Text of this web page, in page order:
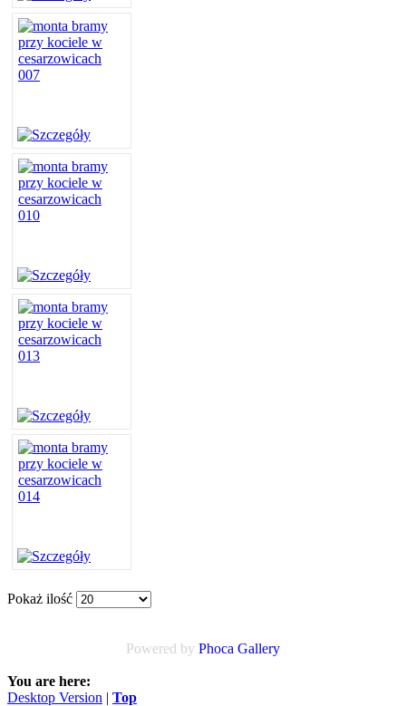
Pokaż ilość
Powered by Phoca Gallery
You are here:
Desktop Version | Top